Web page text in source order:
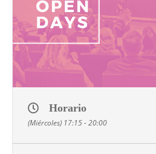
Horario
(Miércoles) 17:15 - 20:00